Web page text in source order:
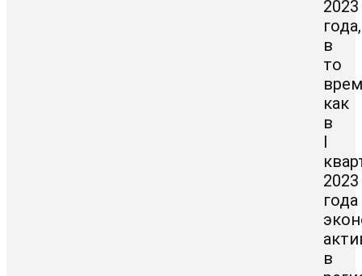
2023
года,
в
то
как
в
I
2023
года
в